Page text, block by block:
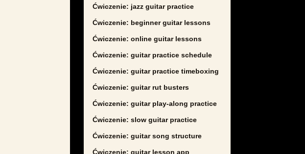
Ćwiczenie: jazz guitar practice
Ćwiczenie: beginner guitar lessons
Ćwiczenie: online guitar lessons
Ćwiczenie: guitar practice schedule
Ćwiczenie: guitar practice timeboxing
Ćwiczenie: guitar rut busters
Ćwiczenie: guitar play-along practice
Ćwiczenie: slow guitar practice
Ćwiczenie: guitar song structure
Ćwiczenie: guitar lesson app